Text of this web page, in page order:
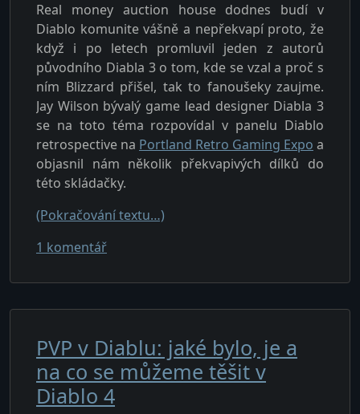
Real money auction house dodnes budí v
Diablo komunite vášně a nepřekvapí proto, že
když i po letech promluvil jeden z autorů
původního Diabla 3 o tom, kde se vzal a proč s
ním Blizzard přišel, tak to fanoušeky zaujme.
Jay Wilson bývalý game lead designer Diabla 3
se na toto téma rozpovídal v panelu Diablo
retrospective na Portland Retro Gaming Expo a
objasnil nám několik překvapivých dílků do
této skládačky.
(Pokračování textu…)
1 komentářu textu s názvem Proč přidal Blizzard
PVP v Diablu: jaké bylo, je a
na co se můžeme těšit v
Diablo 4